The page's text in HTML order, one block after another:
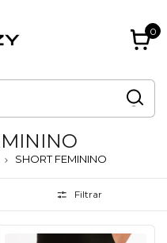
0
SHORT FEMININO
Filtrar